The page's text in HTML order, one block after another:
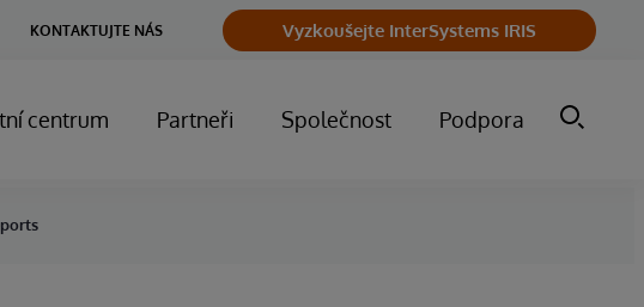
KONTAKTUJTE NÁS Vyzkoušejte InterSystems IRIS
centrum Partneři Společnost Podpora